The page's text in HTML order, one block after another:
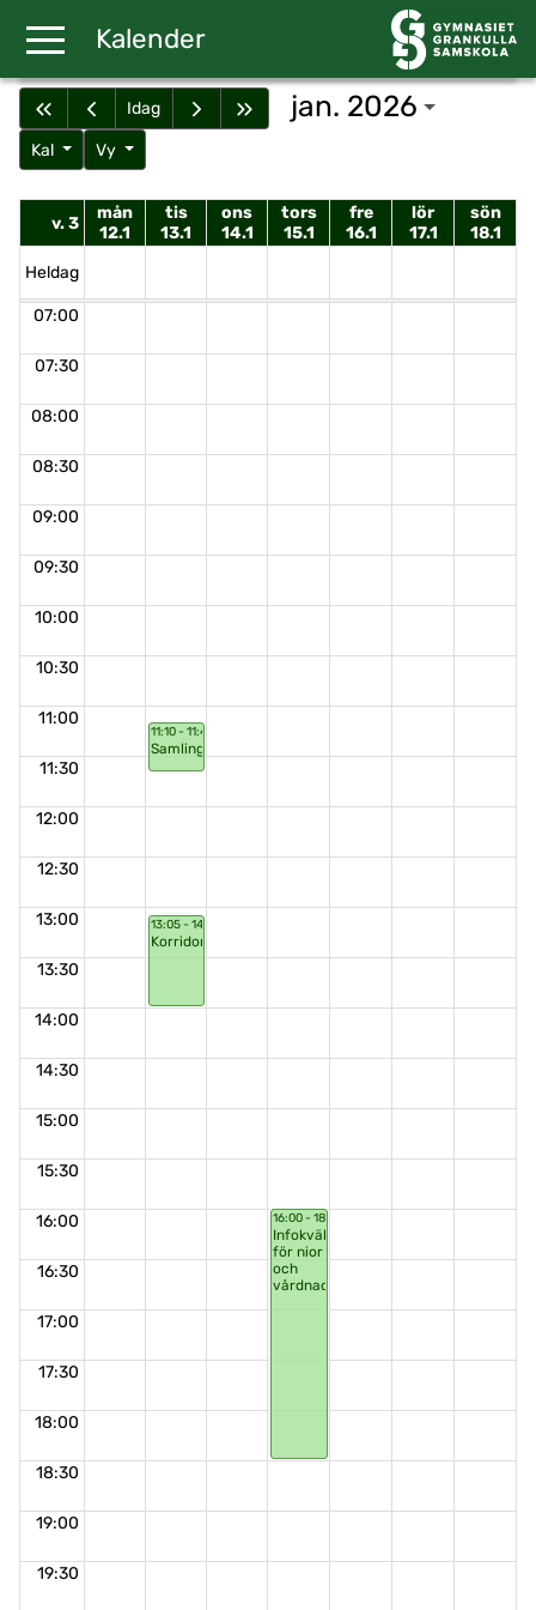
Kalender
Idag jan. 2026
Kal Vy
v. 3
mån
12.1
tis
13.1
ons
14.1
tors
15.1
fre
16.1
lör
17.1
sön
18.1
Heldag
07:00
07:30
08:00
08:30
09:00
09:30
10:00
10:30
11:00
11:30
12:00
12:30
13:00
13:30
14:00
14:30
15:00
15:30
16:00
16:30
17:00
17:30
18:00
18:30
19:00
19:30
11:10 - 11:40
Samling
13:05 - 14:00
Korridorsnack
16:00 - 18:30
Infokväll
för nior
och
vårdnadshavare